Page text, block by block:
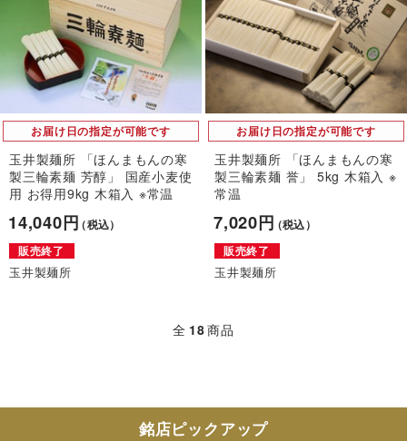
お届け日の指定が可能です
玉井製麺所 「ほんまもんの寒
製三輪素麺 芳醇」 国産小麦使
用 お得用9kg 木箱入 ※常温
14,040円（税込）
販売終了
玉井製麺所
お届け日の指定が可能です
玉井製麺所 「ほんまもんの寒
製三輪素麺 誉」 5kg 木箱入 ※
常温
7,020円（税込）
販売終了
玉井製麺所
全 18商品
銘店ピックアップ